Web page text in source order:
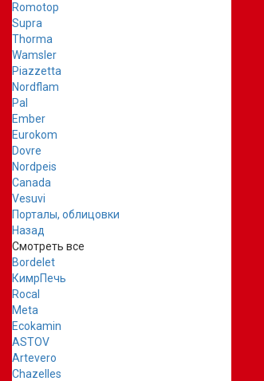
Romotop
Supra
Thorma
Wamsler
Piazzetta
Nordflam
Pal
Ember
Eurokom
Dovre
Nordpeis
Canada
Vesuvi
Порталы, облицовки
Назад
Смотреть все
Bordelet
КимрПечь
Rocal
Meta
Ecokamin
ASTOV
Artevero
Chazelles